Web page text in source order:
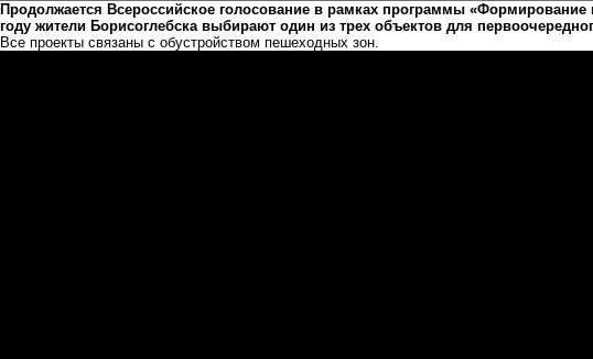
Продолжается Всероссийское голосование в рамках программы
году жители Борисоглебска выбирают один из трех объектов для
Все проекты связаны с обустройством пешеходных зон.